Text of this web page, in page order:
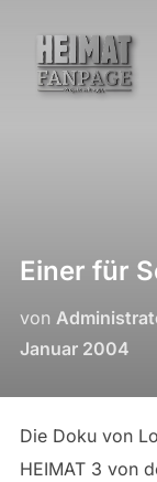
springen
Einer für
von
Januar 2004
Die Doku von
HEIMAT 3 von